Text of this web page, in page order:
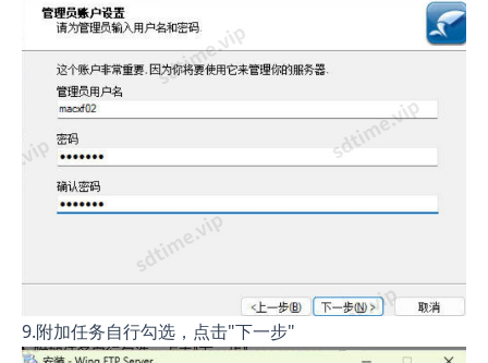
9.附加任务自行勾选，点击"下一步"